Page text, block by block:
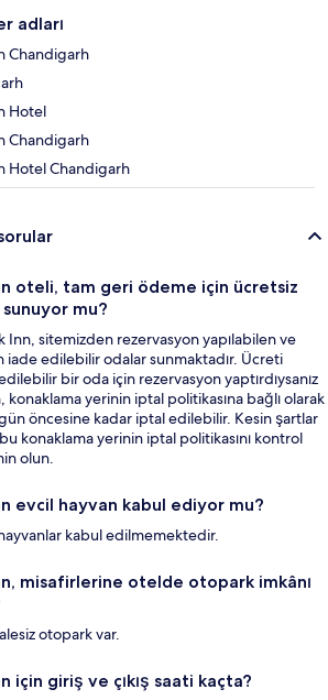
adları
Chandigarh
Hotel
Chandigarh
Hotel Chandigarh
oteli, tam geri ödeme için ücretsiz
mu?
Inn, sitemizden rezervasyon yapılabilen ve
iade edilebilir odalar sunmaktadır. Ücreti
bir oda için rezervasyon yaptırdıysanız
konaklama yerinin iptal politikasına bağlı olarak
öncesine kadar iptal edilebilir. Kesin şartlar
konaklama yerinin iptal politikasını kontrol
olun.
evcil hayvan kabul ediyor mu?
kabul edilmemektedir.
misafirlerine otelde otopark imkânı
otopark var.
için giriş ve çıkış saati kaçta?